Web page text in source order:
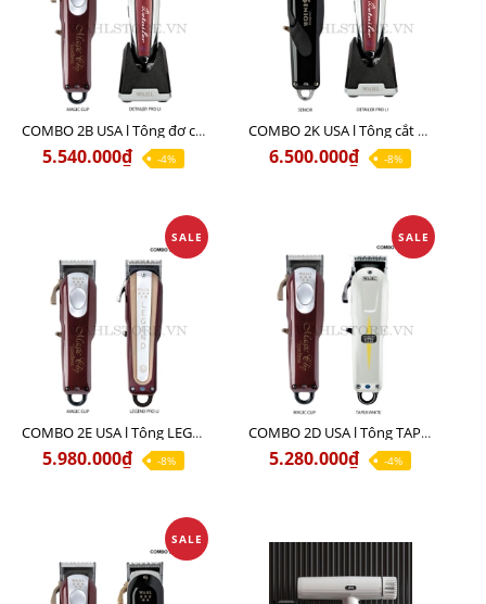
COMBO 2B USA l Tông đơ cắt Magic clip Red + Tông đơ viền Detailer Pro Li
5.540.000₫ -4%
COMBO 2K USA l Tông cắt SENIOR +Tông viền DETAILER PRO LI
6.500.000₫ -8%
SALE
COMBO 2E USA l Tông LEGEND PRO LI + Tông MAGIC CLIP
5.980.000₫ -8%
SALE
COMBO 2D USA l Tông TAPER WHITE + Tông MAGIC CLIP
5.280.000₫ -4%
SALE